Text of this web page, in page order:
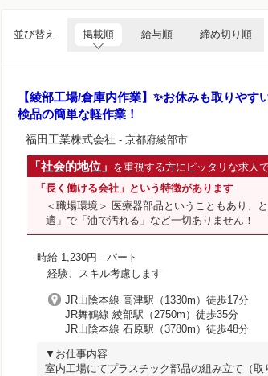
並び替え 掲載順 給与順 締め切り順
【綾部工場/倉庫内作業】✨お休みも取りや
検品の簡単な軽作業！
福田工業株式会社 - 京都府綾部市
「社会的地位」 を重視する方にピッタリな求人
「長く働ける会社」という特徴があります
＜職場環境＞ 医療器部品ということもあり、
適」で「油で汚れる」など一切ありません！
時給 1,230円 - パート
経験、スキル考慮します
JR山陰本線 高津駅（1330m）徒歩17分
JR舞鶴線 綾部駅（2750m）徒歩35分
JR山陰本線 石原駅（3780m）徒歩48分
▼お仕事内容
室内工場にてプラスチック部品の組み立て（取